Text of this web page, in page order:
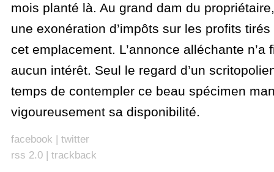
mois planté là. Au grand dam du
une exonération d’impôts sur les profits
cet emplacement. L’annonce alléchante n’a
aucun intérêt. Seul le regard d’un
temps de contempler ce beau spécimen
vigoureusement sa disponibilité.
facebook | twitter
rss 2.0| trackback